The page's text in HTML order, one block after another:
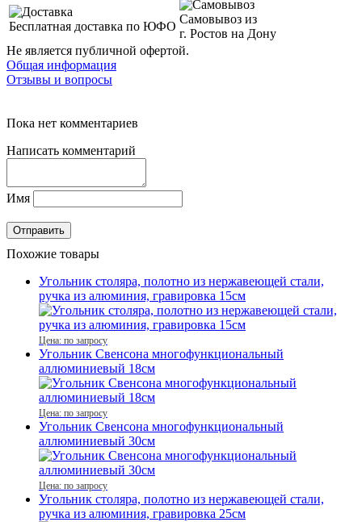
Бесплатная доставка по ЮФО
Самовывоз из
г. Ростов на Дону
Не является публичной офертой.
Общая информация
Отзывы и вопросы
Пока нет комментариев
Написать комментарий
Имя
Похожие товары
Угольник столяра, полотно из нержавеющей стали,
ручка из алюминия, гравировка 15см
Цена: по запросу
Угольник Свенсона многофункциональный
аллюминиевый 18см
Цена: по запросу
Угольник Свенсона многофункциональный
аллюминиевый 30см
Цена: по запросу
Угольник столяра, полотно из нержавеющей стали,
ручка из алюминия, гравировка 25см